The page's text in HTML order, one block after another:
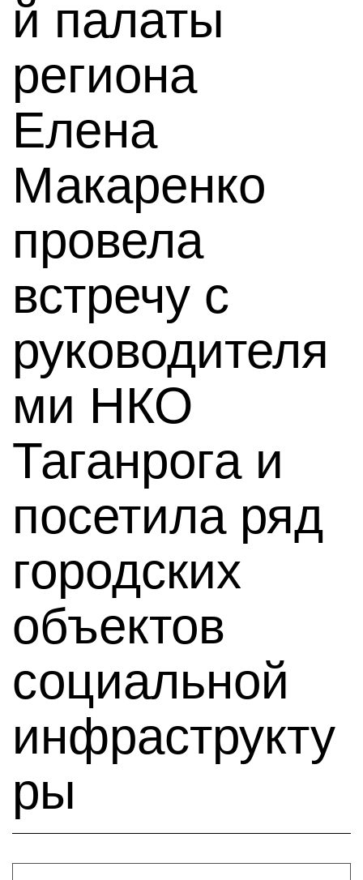
й палаты
региона
Елена
Макаренко
провела
встречу с
руководителя
ми НКО
Таганрога и
посетила ряд
городских
объектов
социальной
инфраструкту
ры